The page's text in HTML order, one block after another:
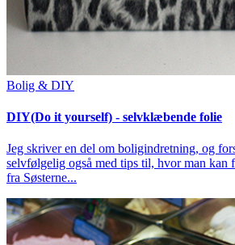
Bolig & DIY
DIY(Do it yourself) - selvklæbende folie
Jeg skriver en del om boligindretning, og
selvfølgelig også med tips til, hvor man kan
fra Søsterne...